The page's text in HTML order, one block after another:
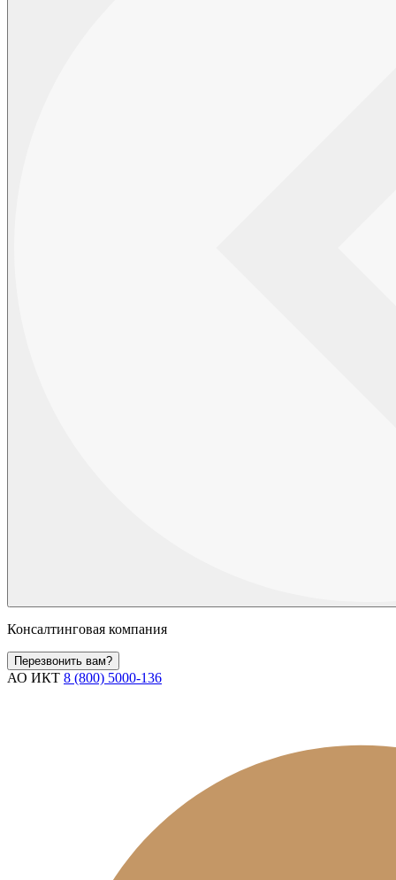
Консалтинговая компания
Перезвонить вам?
АО ИКТ 8 (800) 5000-136